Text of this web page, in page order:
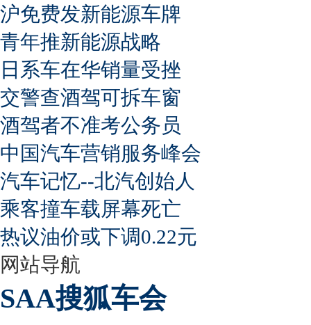
沪免费发新能源车牌
青年推新能源战略
日系车在华销量受挫
交警查酒驾可拆车窗
酒驾者不准考公务员
中国汽车营销服务峰会
汽车记忆--北汽创始人
乘客撞车载屏幕死亡
热议油价或下调0.22元
网站导航
SAA搜狐车会